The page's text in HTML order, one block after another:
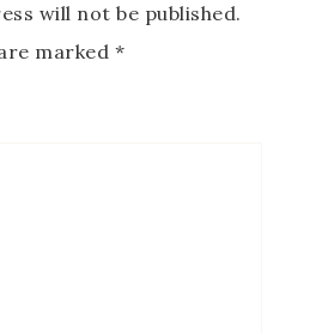
will not be published.
marked *